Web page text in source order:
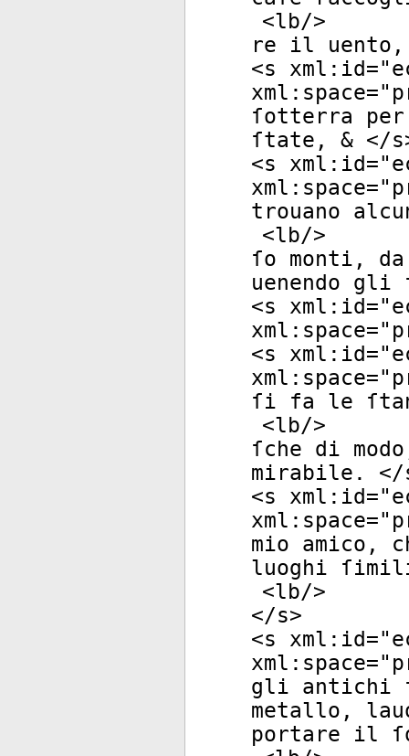
<lb/>
re il uento,
<s xml:id="
xml:space="
ſotterra
ſtate, & </s
<s xml:id="
xml:space="
trouano
<lb/>
ſo monti,
uenendo
<s xml:id="
xml:space="
<s xml:id="
xml:space="
ſi fa le
<lb/>
ſche di
mirabile. </
<s xml:id="
xml:space="
mio amico,
luoghi
<lb/>
</s>
<s xml:id="
xml:space="
gli antichi
metallo,
portare il